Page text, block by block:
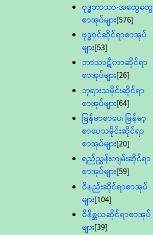
ဗုဒ္ဓဘာသာ-အထွေထွေ
စာအုပ်များ[576]
ဗုဒ္ဓဝင်ဆိုင်ရာစာအုပ်
များ[53]
ဘာသာဋီကာဆိုင်ရာ
စာအုပ်များ[26]
ဘုရားသမိုင်းဆိုင်ရာ
စာအုပ်များ[64]
မြန်မာစာပေ၊ မြန်မာ့
စာပေသမိုင်းဆိုင်ရာ
စာအုပ်များ[20]
ရည်ညွှန်းကျမ်းဆိုင်ရာ
စာအုပ်များ[59]
ဝိနည်းဆိုင်ရာစာအုပ်
များ[104]
ဝိနိစ္ဆယဆိုင်ရာစာအုပ်
များ[39]